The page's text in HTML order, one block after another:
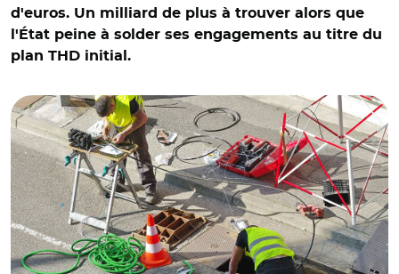
d'euros. Un milliard de plus à trouver alors que
l'État peine à solder ses engagements au titre du
plan THD initial.